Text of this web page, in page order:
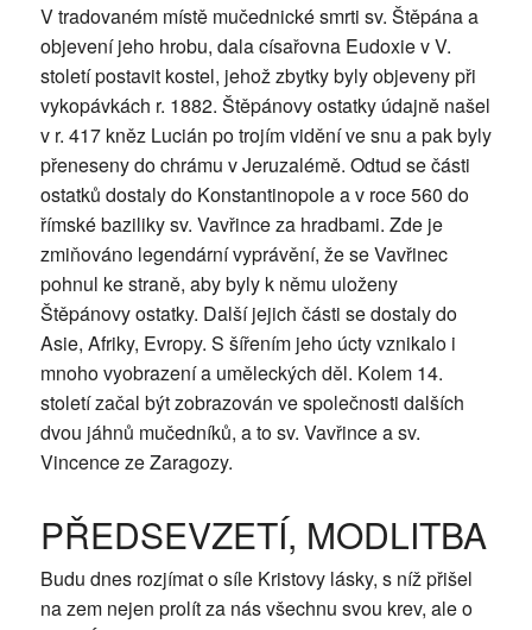
V tradovaném místě mučednické smrti sv. Štěpána a
objevení jeho hrobu, dala císařovna Eudoxie v V.
století postavit kostel, jehož zbytky byly objeveny při
vykopávkách r. 1882. Štěpánovy ostatky údajně našel
v r. 417 kněz Lucián po trojím vidění ve snu a pak byly
přeneseny do chrámu v Jeruzalémě. Odtud se části
ostatků dostaly do Konstantinopole a v roce 560 do
římské baziliky sv. Vavřince za hradbami. Zde je
zmiňováno legendární vyprávění, že se Vavřinec
pohnul ke straně, aby byly k němu uloženy
Štěpánovy ostatky. Další jejich části se dostaly do
Asie, Afriky, Evropy. S šířením jeho úcty vznikalo i
mnoho vyobrazení a uměleckých děl. Kolem 14.
století začal být zobrazován ve společnosti dalších
dvou jáhnů mučedníků, a to sv. Vavřince a sv.
Vincence ze Zaragozy.
PŘEDSEVZETÍ, MODLITBA
Budu dnes rozjímat o síle Kristovy lásky, s níž přišel
na zem nejen prolít za nás všechnu svou krev, ale o